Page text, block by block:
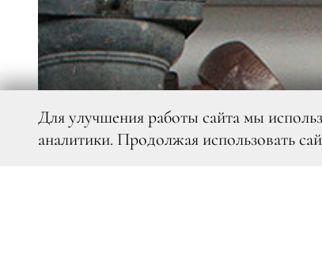
Для улучшения работы сайта мы
аналитики. Продолжая использовать